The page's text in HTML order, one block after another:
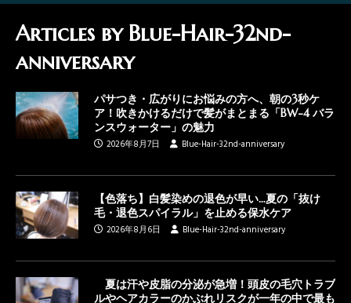
Articles by Blue-Hair-32nd-
anniversary
パサつき・広がりにお悩みの方へ、朝の3秒ケ
ア！吹きかけるだけで髪がまとまる「BW-4 バラ
ンスウォーター」の魅力
2026年8月7日
Blue-Hair-32nd-anniversary
【色落ち】白髪染めの退色が早い…夏の「抜け
毛・退色スパイラル」を止める保水ケア
2026年8月6日
Blue-Hair-32nd-anniversary
夏は汗や皮脂の分泌が急増！頭皮の毛穴トラブ
ルやヘアカラーのかぶれリスクが一年の中で最も